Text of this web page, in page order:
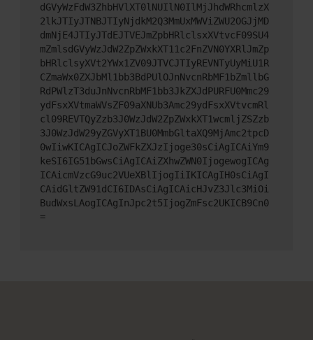
dGVyWzFdW3ZhbHVlXT0lNUIlN0IlMjJhdWRhcmlzX
2lkJTIyJTNBJTIyNjdkM2Q3MmUxMWViZWU2OGJjMD
dmNjE4JTIyJTdEJTVEJmZpbHRlclsxXVtvcF09SU4
mZmlsdGVyWzJdW2ZpZWxkXT11c2FnZVN0YXRlJmZp
bHRlclsyXVt2YWx1ZV09JTVCJTIyREVNTyUyMiU1R
CZmaWx0ZXJbMl1bb3BdPUlOJnNvcnRbMF1bZmllbG
RdPWlzT3duJnNvcnRbMF1bb3JkZXJdPURFU0Mmc29
ydFsxXVtmaWVsZF09aXNUb3Amc29ydFsxXVtvcmRl
cl09REVTQyZzb3J0WzJdW2ZpZWxkXT1wcmljZSZzb
3J0WzJdW29yZGVyXT1BU0MmbGltaXQ9MjAmc2tpcD
0wIiwKICAgICJoZWFkZXJzIjoge30sCiAgICAiYm9
keSI6IG51bGwsCiAgICAiZXhwZWN0IjogewogICAg
ICAicmVzcG9uc2VUeXBlIjogIiIKICAgIH0sCiAgI
CAidGltZW91dCI6IDAsCiAgICAicHJvZ3Jlc3MiOi
BudWxsLAogICAgInJpc2t5IjogZmFsc2UKICB9Cn0
=